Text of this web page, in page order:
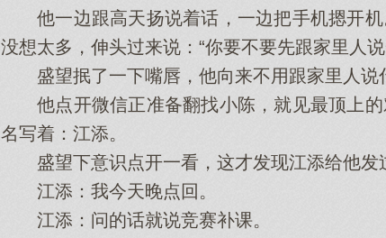
他一边跟高天扬说着话，一边把手机摁开机
没想太多，伸头过来说：“你要不要先跟家里人
盛望抿了一下嘴唇，他向来不用跟家里人说
他点开微信正准备翻找小陈，就见最顶上的
名写着：江添。
盛望下意识点开一看，这才发现江添给他发
江添：我今天晚点回。
江添：问的话就说竞赛补课。